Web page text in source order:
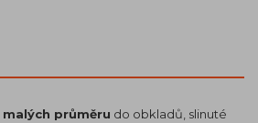
malých průměru do obkladů, slinuté